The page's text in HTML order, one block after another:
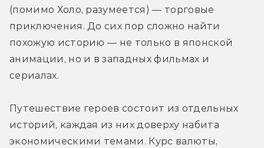
(помимо Холо, разумеется) — торговые
приключения. До сих пор сложно найти
похожую историю — не только в японской
анимации, но и в западных фильмах и
сериалах.
Путешествие героев состоит из отдельных
историй, каждая из них доверху набита
экономическими темами. Курс валюты,